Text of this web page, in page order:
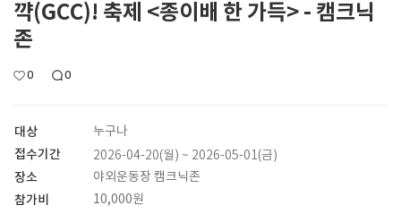
꺅(GCC)! 축제 <종이배 한 가득> - 캠크닉
존
0 0
대상 누구나
접수기간 2026-04-20(월) ~ 2026-05-01(금)
장소 야외운동장 캠크닉존
참가비 10,000원